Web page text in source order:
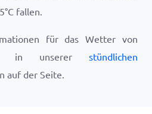
°C fallen.
für das Wetter von
in unserer stündlichen
auf der Seite.